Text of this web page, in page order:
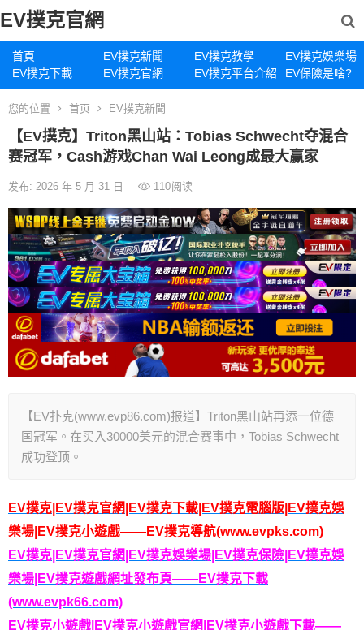
EV撲克官網
首頁 EV撲克新聞 EV撲克教學
EV撲克娛樂場
EV撲克下載
EV撲克官網 EV撲克平台介紹 EV保險是啥?
您的位置 首页 EV撲克新聞
【EV撲克】Triton黑山站：Tobias Schwecht夺混合
赛冠军，Cash游戏Chan Wai Leong成最大赢家
发布: 2026 年 5 月 31 日 110阅读
【EV扑克(www.evp86.com)报道】Triton黑山站再添一位德
国冠军。在买入30000美元的混合赛事中，Tobias Schwecht
成功登顶。
EV撲克|EV撲克官網|EV撲克下載|EV撲克電腦版|EV撲克娛
樂場|EV撲克小遊戲——EV撲克導航(www.evpks.com)
EV撲克|EV撲克官網|EV撲克娛樂場|EV撲克保險|EV撲克娛
樂場|EV撲克遊戲網址發布頁——EV撲克下載
(www.evpk66.com)
EV撲克小遊戲|EV撲克小遊戲官網|EV撲克小遊戲下載——